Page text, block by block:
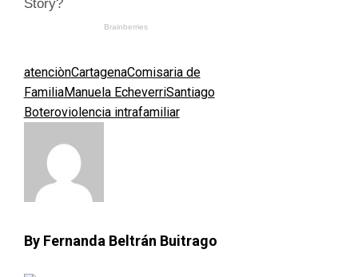
atenciònCartagenaComisaria de
FamiliaManuela EcheverriSantiago
Boteroviolencia intrafamiliar
By Fernanda Beltrán Buitrago